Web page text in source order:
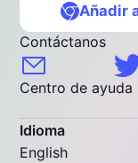
Añadir
Contáctanos
Centro de ayuda
Idioma
English